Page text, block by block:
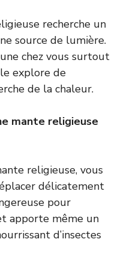
recherche un
source de lumière.
chez vous surtout
explore de
de la chaleur.
mante religieuse
religieuse, vous
délicatement
pour
apporte même un
d’insectes